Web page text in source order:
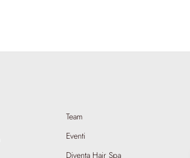
Team
Eventi
Diventa Hair Spa